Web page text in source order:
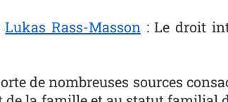
Lukas Rass-Masson: Le droit
de nombreuses sources